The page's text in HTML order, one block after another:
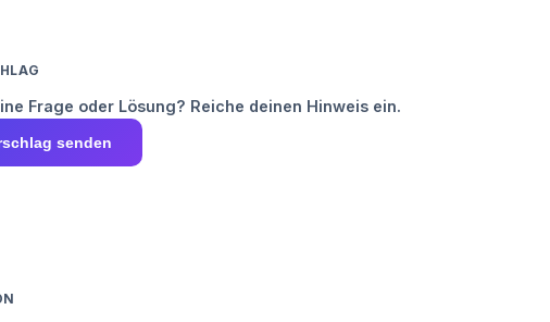
Frage oder Lösung? Reiche deinen Hinweis ein.
Vorschlag senden